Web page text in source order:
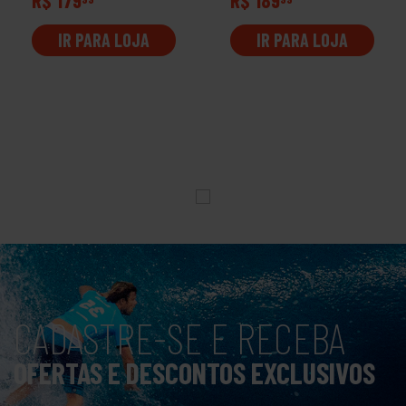
IR PARA LOJA IR PARA LOJA
CADASTRE-SE E RECEBA
OFERTAS E DESCONTOS EXCLUSIVOS